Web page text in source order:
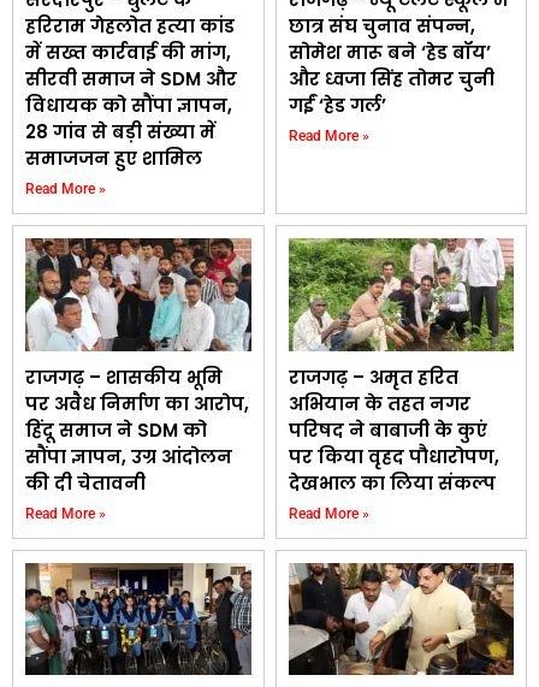
हरिराम गेहलोत हत्या कांड
में सख्त कार्रवाई की मांग,
सीरवी समाज ने SDM और
विधायक को सौंपा ज्ञापन,
28 गांव से बड़ी संख्या में
समाजजन हुए शामिल
Read More »
छात्र संघ चुनाव संपन्न,
सोमेश मारू बने ‘हेड बॉय’
और ध्वजा सिंह तोमर चुनी
गईं ‘हेड गर्ल’
Read More »
राजगढ़ – शासकीय भूमि
पर अवैध निर्माण का आरोप,
हिंदू समाज ने SDM को
सौंपा ज्ञापन, उग्र आंदोलन
की दी चेतावनी
Read More »
राजगढ़ – अमृत हरित
अभियान के तहत नगर
परिषद ने बाबाजी के कुएं
पर किया वृहद पौधारोपण,
देखभाल का लिया संकल्प
Read More »